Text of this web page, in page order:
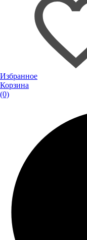
Избранное
Корзина
(0)